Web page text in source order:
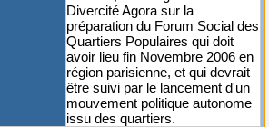
Divercité Agora sur la
préparation du Forum Social des
Quartiers Populaires qui doit
avoir lieu fin Novembre 2006 en
région parisienne, et qui devrait
être suivi par le lancement d'un
mouvement politique autonome
issu des quartiers.